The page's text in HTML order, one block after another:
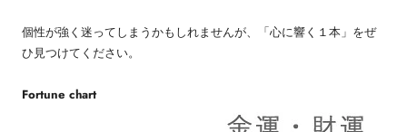
個性が強く迷ってしまうかもしれませんが、「心に響く１本」をぜ
ひ見つけてください。
Fortune chart